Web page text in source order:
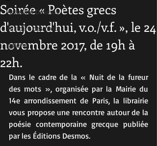
Actualité Desmos
HIstoire des mots
galerie
Soirée « Poètes grecs
d'aujourd'hui, v.o./v.f. », le 24
novembre 2017, de 19h à
22h.
Dans le cadre de la « Nuit de la fureur
des mots », organisée par la Mairie du
14e arrondissement de Paris, la librairie
vous propose une rencontre autour de la
poésie contemporaine grecque publiée
par les Éditions Desmos.